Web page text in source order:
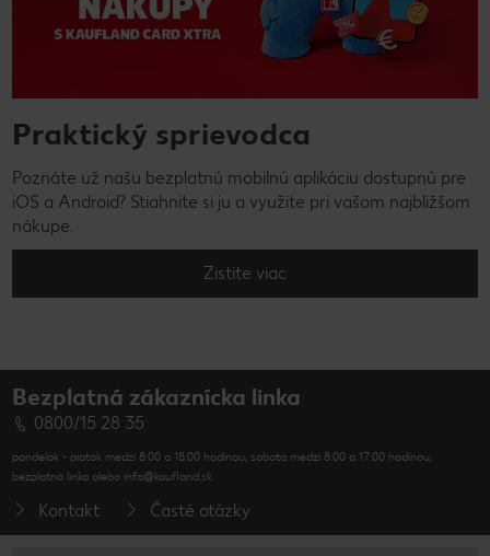
Praktický sprievodca
Poznáte už našu bezplatnú mobilnú aplikáciu dostupnú pre
iOS a Android? Stiahnite si ju a využite pri vašom najbližšom
nákupe.
Zistite viac
Bezplatná zákaznícka linka
0800/15 28 35
pondelok - piatok medzi 8:00 a 18:00 hodinou, sobota medzi 8:00 a 17:00 hodinou,
bezplatná linka alebo info@kaufland.sk
Kontakt Časté otázky